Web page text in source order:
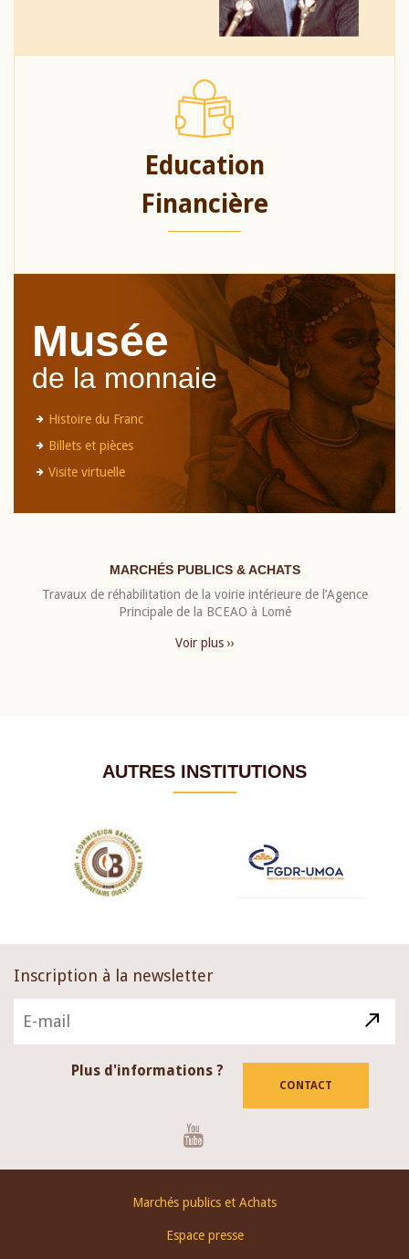
Education
Financière
Musée
de la monnaie
Histoire du Franc
Billets et pièces
Visite virtuelle
MARCHÉS PUBLICS & ACHATS
Travaux de réhabilitation de la voirie intérieure de l’Agence
Principale de la BCEAO à Lomé
Voir plus ››
AUTRES INSTITUTIONS
Inscription à la newsletter
Plus d'informations ?
CONTACT
Marchés publics et Achats
Espace presse